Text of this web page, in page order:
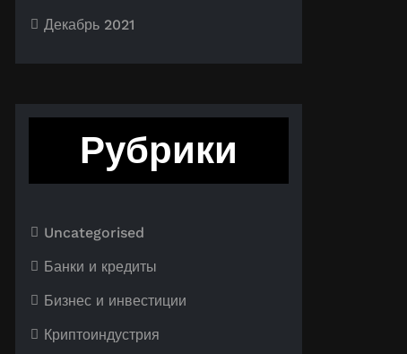
Декабрь 2021
Рубрики
Uncategorised
Банки и кредиты
Бизнес и инвестиции
Криптоиндустрия